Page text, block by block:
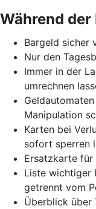
Während der
Bargeld sicher
Nur den
Immer in der
umrechnen
Manipulation
Karten bei
sofort sperren
Ersatzkarte
Liste wichtiger
getrennt vom
Überblick über